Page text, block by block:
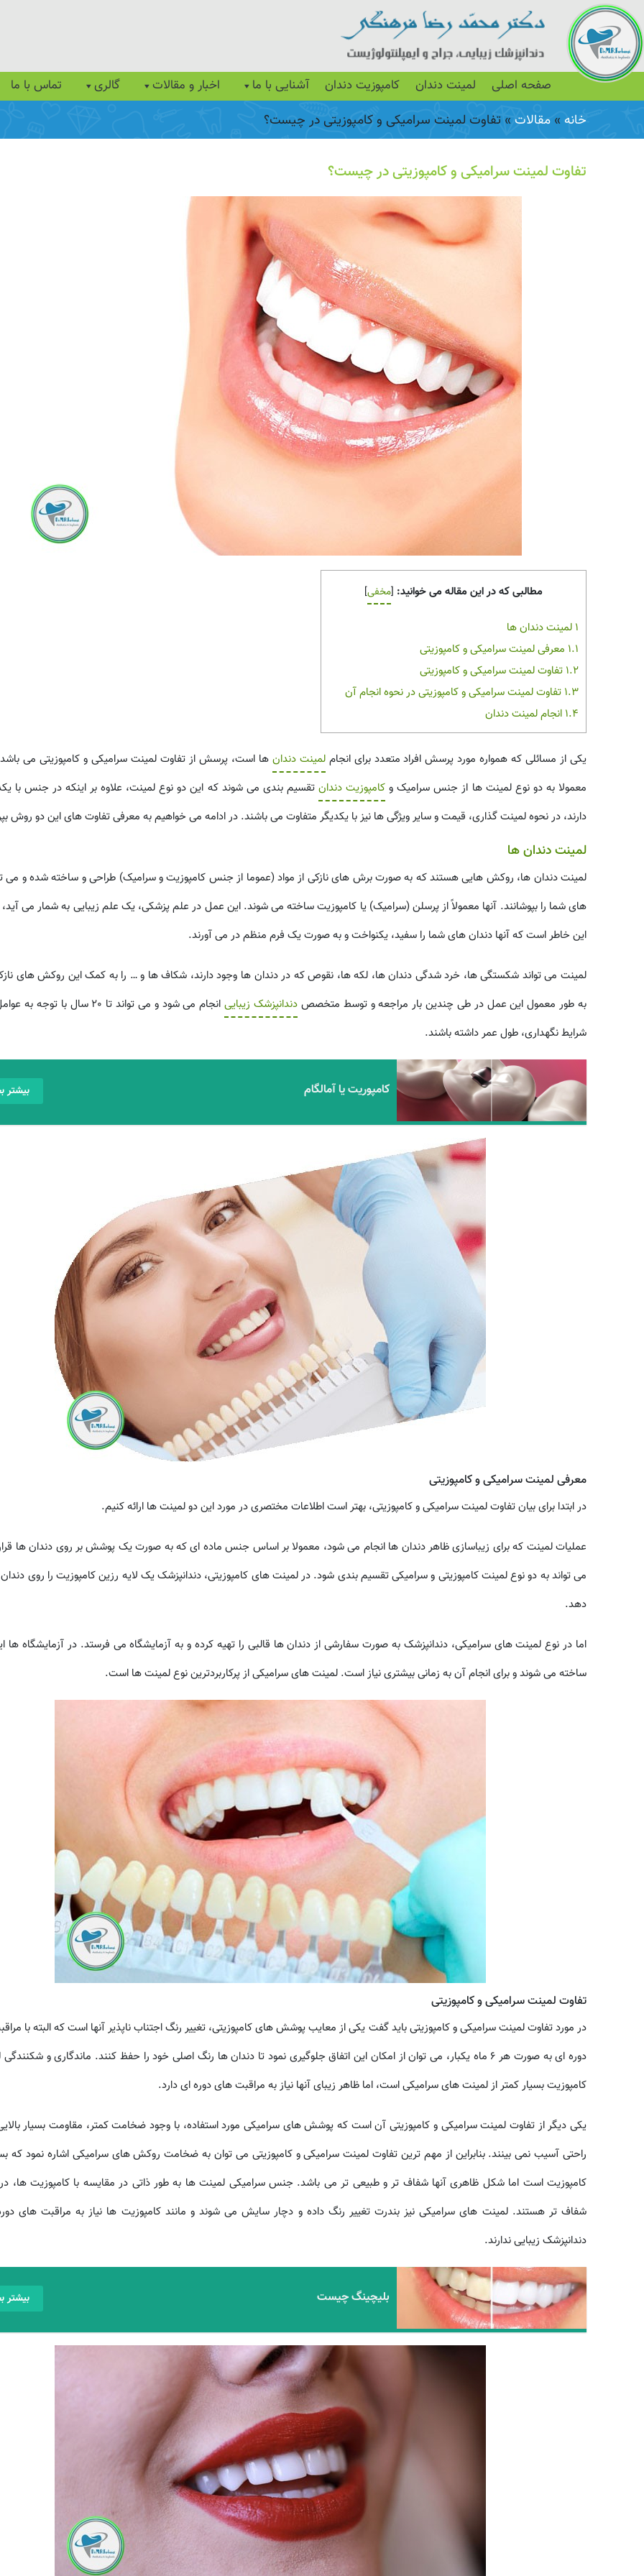
صفحه اصلی لمینت دندان کامپوزیت دندان آشنایی با ما اخبار و مقالات گالری تماس با ما
خانه » مقالات » تفاوت لمینت سرامیکی و کامپوزیتی در چیست؟
تفاوت لمینت سرامیکی و کامپوزیتی در چیست؟
مطالبی که در این مقاله می خوانید: [مخفی]
1 لمینت دندان ها
1.1 معرفی لمینت سرامیکی و کامپوزیتی
1.2 تفاوت لمینت سرامیکی و کامپوزیتی
1.3 تفاوت لمینت سرامیکی و کامپوزیتی در نحوه انجام آن
1.4 انجام لمینت دندان
یکی از مسائلی که همواره مورد پرسش افراد متعدد برای انجاملمینت دندان ها است، پرسش از تفاوت لمینت سرامیکی و کامپوزیتی می
معمولا به دو نوع لمینت ها از جنس سرامیک و کامپوزیت دندانتقسیم بندی می شوند که این دو نوع لمینت، علاوه بر اینکه در جنس با
دارند، در نحوه لمینت گذاری، قیمت و سایر ویژگی ها نیز با یکدیگر متفاوت می باشند. در ادامه می خواهیم به معرفی تفاوت های این دو روش
لمینت دندان ها
لمینت دندان ها، روکش هایی هستند که به صورت برش های نازکی از مواد (عموما از جنس کامپوزیت و سرامیک) طراحی و ساخته شده و می
های شما را بپوشانند. آنها معمولاً از پرسلن (سرامیک) یا کامپوزیت ساخته می شوند. این عمل در علم پزشکی، یک علم زیبایی به شمار می
این خاطر است که آنها دندان های شما را سفید، یکنواخت و به صورت یک فرم منظم در می آورند.
لمینت می تواند شکستگی ها، خرد شدگی دندان ها، لکه ها، نقوص که در دندان ها وجود دارند، شکاف ها و … را به کمک این روکش های
به طور معمول این عمل در طی چندین بار مراجعه و توسط متخصص دندانپزشک زیبایی
انجام می شود و می تواند تا 20 سال با
شرایط نگهداری، طول عمر داشته باشند.
کامپوریت یا آمالگام بیشتر
معرفی لمینت سرامیکی و کامپوزیتی
در ابتدا برای بیان تفاوت لمینت سرامیکی و کامپوزیتی، بهتر است اطلاعات مختصری در مورد این دو لمینت ها ارائه کنیم.
عمليات لمینت که برای زیباسازی ظاهر دندان ها انجام می شود، معمولا بر اساس جنس ماده ای که به صورت یک پوشش بر روی دندان ها
می تواند به دو نوع لمینت کامپوزیتی و سرامیکی تقسیم بندی شود. در لمینت های کامپوزیتی، دندانپزشک یک لایه رزین کامپوزیت را روی
دهد.
اما در نوع لمینت های سرامیکی، دندانپزشک به صورت سفارشی از دندان ها قالبی را تهیه کرده و به آزمایشگاه می فرستد. در آزمایشگاه ها
ساخته می شوند و برای انجام آن به زمانی بیشتری نیاز است. لمینت های سرامیکی از پرکاربردترین نوع لمینت ها است.
تفاوت لمینت سرامیکی و کامپوزیتی
در مورد تفاوت لمینت سرامیکی و کامپوزیتی باید گفت یکی از معایب پوشش های کامپوزیتی، تغییر رنگ اجتناب ناپذیر آنها است که البته با
دوره ای به صورت هر 6 ماه یکبار، می توان از امکان این اتفاق جلوگیری نمود تا دندان ها رنگ اصلی خود را حفظ کنند. ماندگاری و
کامپوزیت بسیار کمتر از لمینت های سرامیکی است، اما ظاهر زیبای آنها نیاز به مراقبت های دوره ای دارد.
یکی دیگر از تفاوت لمینت سرامیکی و کامپوزیتی آن است که پوشش های سرامیکی مورد استفاده، با وجود ضخامت کمتر، مقاومت بسیار
راحتی آسیب نمی بینند. بنابراین از مهم ترین تفاوت لمینت سرامیکی و کامپوزیتی می توان به ضخامت روکش های سرامیکی اشاره نمود که
کامپوزیت است اما شکل ظاهری آنها شفاف تر و طبیعی تر می باشد. جنس سرامیکی لمینت ها به طور ذاتی در مقایسه با کامپوزیت ها،
شفاف تر هستند. لمینت های سرامیکی نیز بندرت تغییر رنگ داده و دچار سایش می شوند و مانند کامپوزیت ها نیاز به مراقبت های
دندانپزشک زیبایی ندارند.
بلیچینگ چیست بیشتر